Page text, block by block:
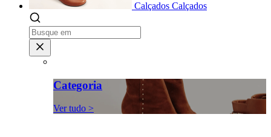
Calçados Calçados
Categoria
Ver tudo >